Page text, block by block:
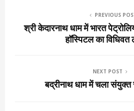
PREVIOUS
श्री केदारनाथ धाम में भारत
हॉस्पिटल का विधिवत
NEXT POST
बद्रीनाथ धाम में चला संयुक्त